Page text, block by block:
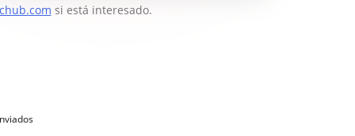
si está interesado.